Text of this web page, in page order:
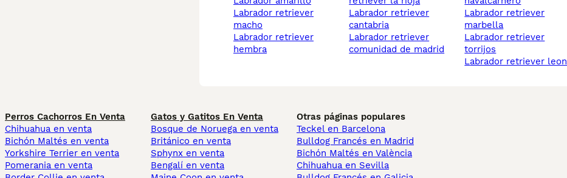
labrador retriever
macho
labrador retriever
hembra
labrador retriever
cantabria
labrador retriever
comunidad de madrid
labrador retriever
marbella
labrador retriever
torrijos
labrador retriever leon
Perros Cachorros En Venta
Chihuahua en venta
Bichón Maltés en venta
Yorkshire Terrier en venta
Pomerania en venta
Gatos y Gatitos En Venta
Bosque de Noruega en venta
Británico en venta
Sphynx en venta
Bengalí en venta
Otras páginas populares
Teckel en Barcelona
Bulldog Francés en Madrid
Bichón Maltés en València
Chihuahua en Sevilla